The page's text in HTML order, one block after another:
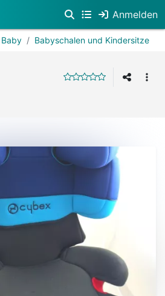
Anmelden
Babyschalen und Kindersitze